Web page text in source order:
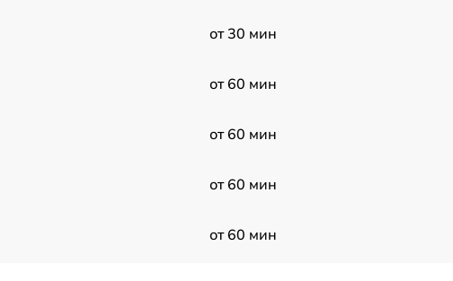
от 30 мин
от 60 мин
от 60 мин
от 60 мин
от 60 мин